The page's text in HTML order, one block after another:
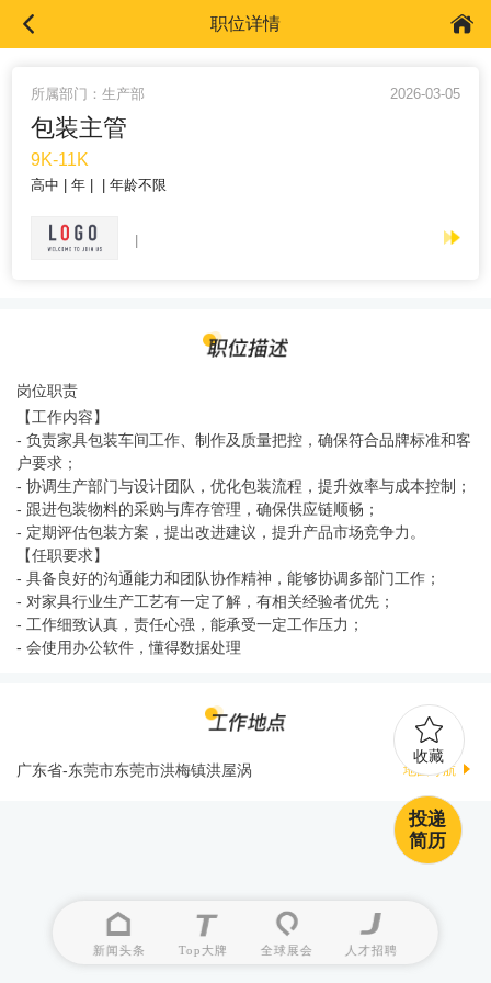
职位详情
所属部门：生产部 2026-03-05
包装主管
9K-11K
高中 年 年龄不限
岗位职责
【工作内容】
- 负责家具包装车间工作、制作及质量把控，确保符合品牌标准和客
户要求；
- 协调生产部门与设计团队，优化包装流程，提升效率与成本控制；
- 跟进包装物料的采购与库存管理，确保供应链顺畅；
- 定期评估包装方案，提出改进建议，提升产品市场竞争力。
【任职要求】
- 具备良好的沟通能力和团队协作精神，能够协调多部门工作；
- 对家具行业生产工艺有一定了解，有相关经验者优先；
- 工作细致认真，责任心强，能承受一定工作压力；
- 会使用办公软件，懂得数据处理
广东省-东莞市东莞市洪梅镇洪屋涡 地图导航
新闻头条 Top大牌 全球展会 人才招聘
收藏
投递
简历